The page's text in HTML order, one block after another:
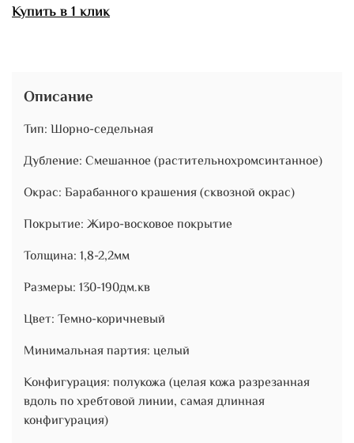
Купить в 1 клик
Описание
Тип: Шорно-седельная
Дубление: Смешанное (растительнохромсинтанное)
Окрас: Барабанного крашения (сквозной окрас)
Покрытие: Жиро-восковое покрытие
Толщина: 1,8-2,2мм
Размеры: 130-190дм.кв
Цвет: Темно-коричневый
Минимальная партия: целый
Конфигурация: полукожа (целая кожа разрезанная
вдоль по хребтовой линии, самая длинная
конфигурация)